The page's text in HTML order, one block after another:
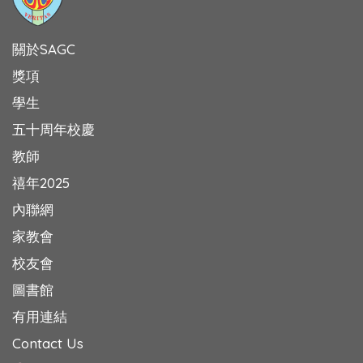
關於SAGC
獎項
學生
五十周年校慶
教師
禧年2025
內聯網
家教會
校友會
圖書館
有用連結
Contact Us